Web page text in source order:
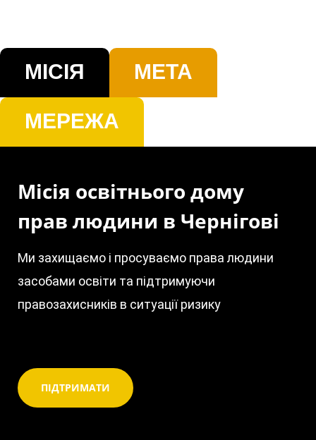
МІСІЯ МЕТА
МЕРЕЖА
Місія освітнього дому
прав людини в Чернігові
Ми захищаємо і просуваємо права людини
засобами освіти та підтримуючи
правозахисників в ситуації ризику
ПІДТРИМАТИ